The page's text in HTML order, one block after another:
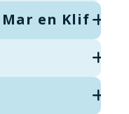
en Klif